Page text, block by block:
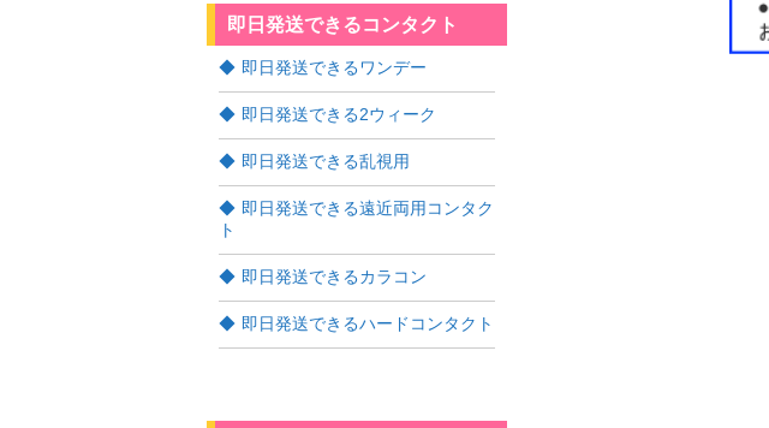
即日発送できるコンタクト
即日発送できるワンデー
即日発送できる2ウィーク
即日発送できる乱視用
即日発送できる遠近両用コンタク
ト
即日発送できるカラコン
即日発送できるハードコンタクト